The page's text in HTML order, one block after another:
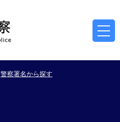
警察署名から探す